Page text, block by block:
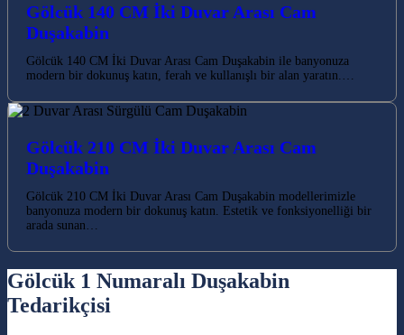
Gölcük 140 CM İki Duvar Arası Cam
Duşakabin
Gölcük 140 CM İki Duvar Arası Cam Duşakabin ile banyonuza
modern bir dokunuş katın, ferah ve kullanışlı bir alan yaratın.…
Gölcük 210 CM İki Duvar Arası Cam
Duşakabin
Gölcük 210 CM İki Duvar Arası Cam Duşakabin modellerimizle
banyonuza modern bir dokunuş katın. Estetik ve fonksiyonelliği bir
arada sunan…
Gölcük 1 Numaralı Duşakabin
Tedarikçisi